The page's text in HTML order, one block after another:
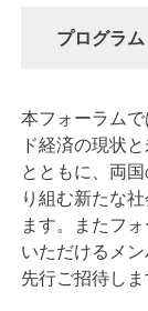
プログラム
本フォーラム
ド経済の現状
とともに、両
り組む新たな
ます。またフ
いただけるメ
先行ご招待しま